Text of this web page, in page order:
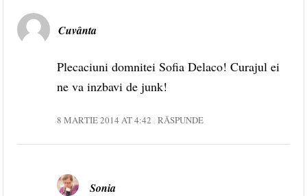
Cuvânta
Plecaciuni domnitei Sofia Delaco! Curajul ei
ne va inzbavi de junk!
8 MARTIE 2014 AT 4:42 RĂSPUNDE
Sonia